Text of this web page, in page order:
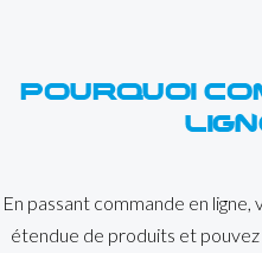
POURQUOI
En passant commande en ligne,
étendue de produits et